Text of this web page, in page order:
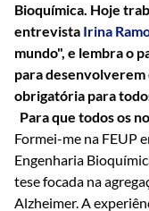
Bioquímica. Hoje
entrevista Irina
mundo", e lembra o
para desenvolverem
obrigatória para
Para que todos os
Formei-me na FEUP
Engenharia
tese focada na
Alzheimer. A